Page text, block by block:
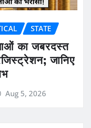
STATE
का जबरदस्त
जानिए
Aug 5, 2026